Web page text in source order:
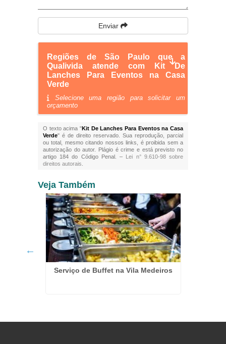
Enviar
Regiões de São Paulo que a
Qualivida atende com Kit De
Lanches Para Eventos na Casa
Verde
Selecione uma região para solicitar um
orçamento
O texto acima "Kit De Lanches Para Eventos na Casa
Verde" é de direito reservado. Sua reprodução, parcial
ou total, mesmo citando nossos links, é proibida sem a
autorização do autor. Plágio é crime e está previsto no
artigo 184 do Código Penal. – Lei n° 9.610-98 sobre
direitos autorais
Veja Também
Serviço de Buffet na Vila Medeiros